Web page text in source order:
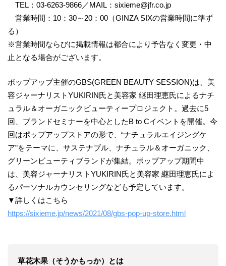
TEL：03-6263-9866／MAIL：sixieme@jfr.co.jp
営業時間：10：30～20：00（GINZA SIXの営業時間に準ず
る）
※営業時間ならびに掲載情報は都合により予告なく変更・中
止となる場合がございます。
ポップアップ主催のGBS(GREEN BEAUTY SESSION)は、美
容ジャーナリストYUKIRIN氏と美容家 継田理恵氏によるナチ
ュラル＆オーガニックビューティープロジェクト。過去に5
回、ブランドセミナーを中心としたB to Cイベントを開催。今
回はポップアップストアの形で、“ナチュラルエイジングケ
ア”をテーマに、サステナブル、ナチュラル＆オーガニック、
グリーンビューティブランドが集結。ポップアップ期間中
は、美容ジャーナリストYUKIRIN氏と美容家 継田理恵氏によ
るパーソナルカウンセリングなども予定しています。
▼詳しくはこちら
https://sixieme.jp/news/2021/08/gbs-pop-up-store.html
草花木果（そうかもっか）とは